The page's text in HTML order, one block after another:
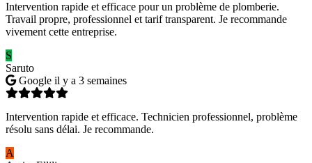
Intervention rapide et efficace pour un problème de plomberie.
Travail propre, professionnel et tarif transparent. Je recommande
vivement cette entreprise.
S
Saruto
Google il y a 3 semaines
Intervention rapide et efficace. Technicien professionnel, problème
résolu sans délai. Je recommande.
A